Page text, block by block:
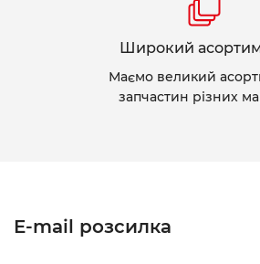
Широкий
Маємо великий
запчастин різних
E-mail розсилка